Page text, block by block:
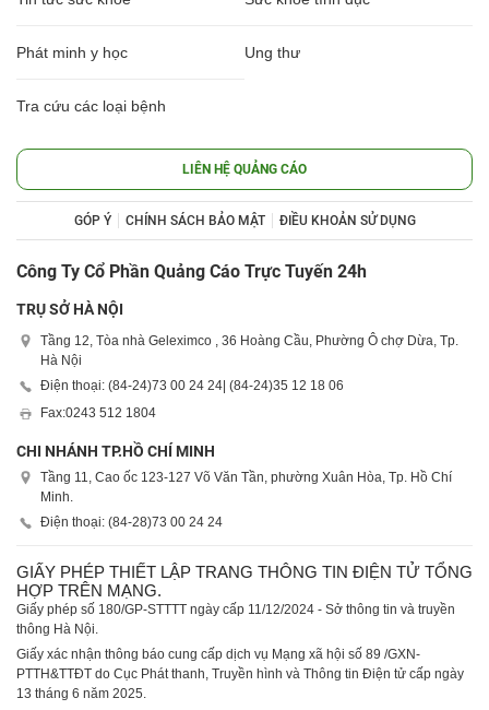
Phát minh y học Ung thư
Tra cứu các loại bệnh
LIÊN HỆ QUẢNG CÁO
GÓP Ý CHÍNH SÁCH BẢO MẬT ĐIỀU KHOẢN SỬ DỤNG
Công Ty Cổ Phần Quảng Cáo Trực Tuyến 24h
TRỤ SỞ HÀ NỘI
Tầng 12, Tòa nhà Geleximco , 36 Hoàng Cầu, Phường Ô chợ Dừa, Tp.
Hà Nội
Điện thoại: (84-24)73 00 24 24 | (84-24)35 12 18 06
Fax:0243 512 1804
CHI NHÁNH TP.HỒ CHÍ MINH
Tầng 11, Cao ốc 123-127 Võ Văn Tần, phường Xuân Hòa, Tp. Hồ Chí
Minh.
Điện thoại: (84-28)73 00 24 24
GIẤY PHÉP THIẾT LẬP TRANG THÔNG TIN ĐIỆN TỬ TỔNG
HỢP TRÊN MẠNG.
Giấy phép số 180/GP-STTTT ngày cấp 11/12/2024 - Sở thông tin và truyền
thông Hà Nội.
Giấy xác nhận thông báo cung cấp dịch vụ Mạng xã hội số 89 /GXN-
PTTH&TTĐT do Cục Phát thanh, Truyền hình và Thông tin Điện tử cấp ngày
13 tháng 6 năm 2025.